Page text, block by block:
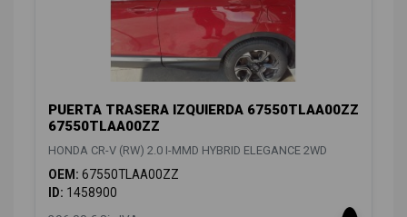
PUERTA TRASERA IZQUIERDA 67550TLAA00ZZ
67550TLAA00ZZ
HONDA CR-V (RW) 2.0 I-MMD HYBRID ELEGANCE 2WD
OEM: 67550TLAA00ZZ
ID: 1458900